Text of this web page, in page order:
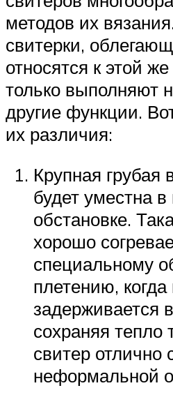
методов их
свитерки,
относятся к этой же
только выполняют
другие функции.
их различия:
Крупная грубая
будет уместна
обстановке.
хорошо
специальному
плетению, когда
задерживается
сохраняя
свитер отлично
неформальной